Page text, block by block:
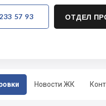
Новости ЖК
57 93 ОТДЕЛ